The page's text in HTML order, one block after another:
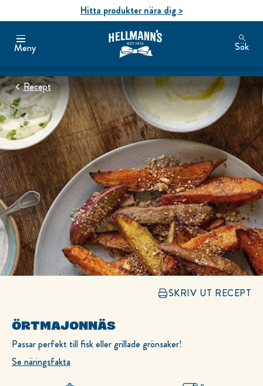
Hitta produkter nära dig >
Meny Sök
Recept
SKRIV UT RECEPT
ÖRTMAJONNÄS
Passar perfekt till fisk eller grillade grönsaker!
Se näringsfakta